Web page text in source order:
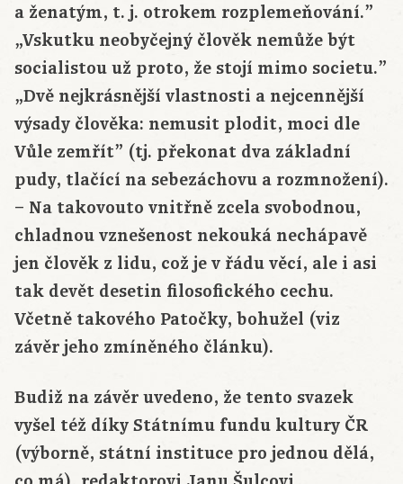
a ženatým, t. j. otrokem rozplemeňování.”
„Vskutku neobyčejný člověk nemůže být
socialistou už proto, že stojí mimo societu.”
„Dvě nejkrásnější vlastnosti a nejcennější
výsady člověka: nemusit plodit, moci dle
Vůle zemřít” (tj. překonat dva základní
pudy, tlačící na sebezáchovu a rozmnožení).
– Na takovouto vnitřně zcela svobodnou,
chladnou vznešenost nekouká nechápavě
jen člověk z lidu, což je v řádu věcí, ale i asi
tak devět desetin filosofického cechu.
Včetně takového Patočky, bohužel (viz
závěr jeho zmíněného článku).
Budiž na závěr uvedeno, že tento svazek
vyšel též díky Státnímu fundu kultury ČR
(výborně, státní instituce pro jednou dělá,